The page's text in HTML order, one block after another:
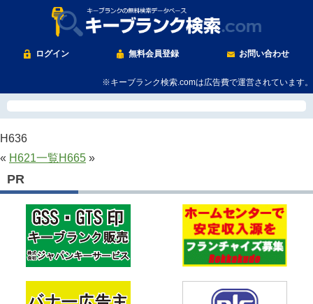
ログイン 無料会員登録 お問い合わせ
※キーブランク検索.comは広告費で運営されています。
H636
« H621一覧H665 »
PR